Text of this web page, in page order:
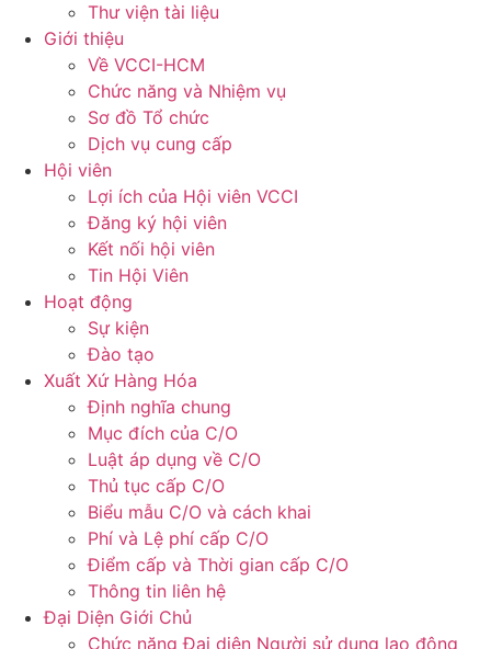
Thư viện tài liệu
Giới thiệu
Về VCCI-HCM
Chức năng và Nhiệm vụ
Sơ đồ Tổ chức
Dịch vụ cung cấp
Hội viên
Lợi ích của Hội viên VCCI
Đăng ký hội viên
Kết nối hội viên
Tin Hội Viên
Hoạt động
Sự kiện
Đào tạo
Xuất Xứ Hàng Hóa
Định nghĩa chung
Mục đích của C/O
Luật áp dụng về C/O
Thủ tục cấp C/O
Biểu mẫu C/O và cách khai
Phí và Lệ phí cấp C/O
Điểm cấp và Thời gian cấp C/O
Thông tin liên hệ
Đại Diện Giới Chủ
Chức năng Đại diện Người sử dụng lao động